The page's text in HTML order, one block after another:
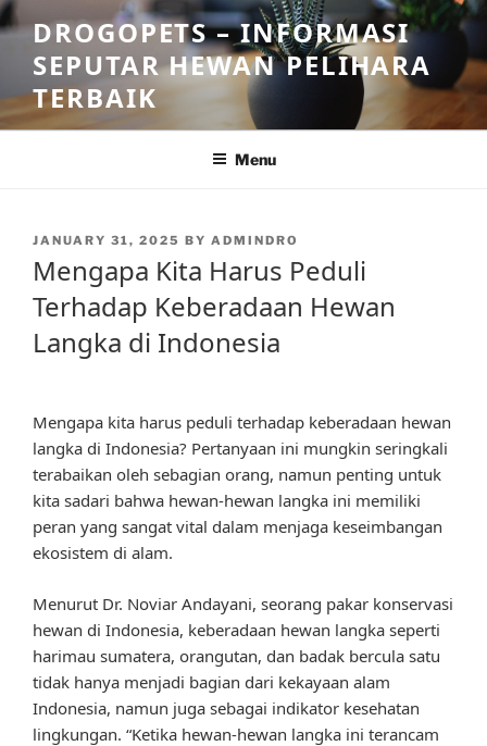
Skip
to
content
DROGOPETS – INFORMASI
SEPUTAR HEWAN PELIHARA
TERBAIK
Menu
POSTED
JANUARY 31, 2025 BY ADMINDRO
Mengapa Kita Harus Peduli
Terhadap Keberadaan Hewan
Langka di Indonesia
Mengapa kita harus peduli terhadap keberadaan hewan
langka di Indonesia? Pertanyaan ini mungkin seringkali
terabaikan oleh sebagian orang, namun penting untuk
kita sadari bahwa hewan-hewan langka ini memiliki
peran yang sangat vital dalam menjaga keseimbangan
ekosistem di alam.
Menurut Dr. Noviar Andayani, seorang pakar konservasi
hewan di Indonesia, keberadaan hewan langka seperti
harimau sumatera, orangutan, dan badak bercula satu
tidak hanya menjadi bagian dari kekayaan alam
Indonesia, namun juga sebagai indikator kesehatan
lingkungan. “Ketika hewan-hewan langka ini terancam